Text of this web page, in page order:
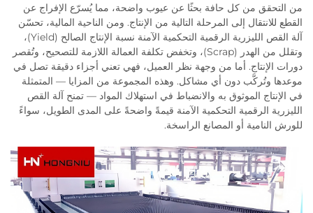
من التحقق من كل حافة بحثًا عن عيوب واضحة، مما يُسرّع الإفراج عن
القطع للانتقال إلى المرحلة التالية من الإنتاج. ومن الناحية المالية، تحسّن
آلة القص الليزرية الرقمية التحكمية الآمنة نسبة الإنتاج الصالح (Yield)،
وتقلل من الهدر (Scrap)، وتخفض تكلفة العمالة اللازمة للتصحيح، وتُقصر
دورات الإنتاج. أما من وجهة نظر العميل، فهي تعني أجزاء دقيقة تصل في
موعدها وتُركَّب دون أي مشاكل. وهذه المجموعة من المزايا — المتمثلة
في الإنتاج الموثوق به والانضباط في استهلاك المواد — تمنح آلة القص
الليزرية الرقمية التحكمية الآمنة قيمةً واضحةً على المدى الطويل، سواءً
للورش النامية أو المصانع الراسخة.